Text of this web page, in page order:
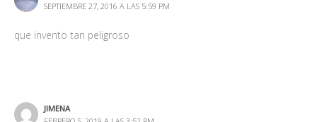
SEPTIEMBRE 27, 2016 A LAS 5:59 PM
que invento tan peligroso
JIMENA